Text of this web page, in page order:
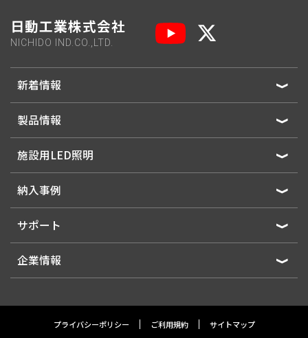
日動工業株式会社
NICHIDO IND.CO.,LTD.
新着情報
製品情報
施設用LED照明
納入事例
サポート
企業情報
プライバシーポリシー ご利用規約 サイトマップ